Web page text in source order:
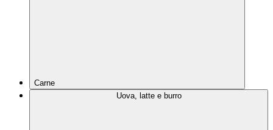
Carne
Uova, latte e burro